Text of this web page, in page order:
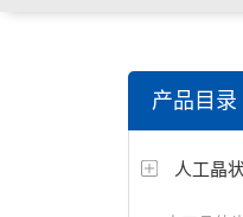
仪，角膜接触
测试仪，人工
产品目录
人工晶